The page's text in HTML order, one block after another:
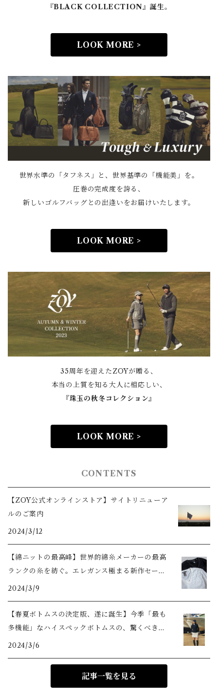
『BLACK COLLECTION』誕生。
LOOK MORE >
世界水準の「タフネス」と、世界基準の「機能美」を。
圧巻の完成度を誇る、
新しいゴルフバッグとの出逢いをお届けいたします。
LOOK MORE >
35周年を迎えたZOYが贈る、
本当の上質を知る大人に相応しい、
『珠玉の秋冬コレクション』
LOOK MORE >
CONTENTS
【ZOY公式オンラインストア】サイトリニューア
ルのご案内
2024/3/12
【綿ニットの最高峰】世界的綿糸メーカーの最高
ランクの糸を紡ぐ。エレガンス極まる新作セータ
ーをご紹介
2024/3/9
【春夏ボトムスの決定版、遂に誕生】今季「最も
多機能」なハイスペックボトムスの、驚くべき機
能美とは？
2024/3/6
記事一覧を見る